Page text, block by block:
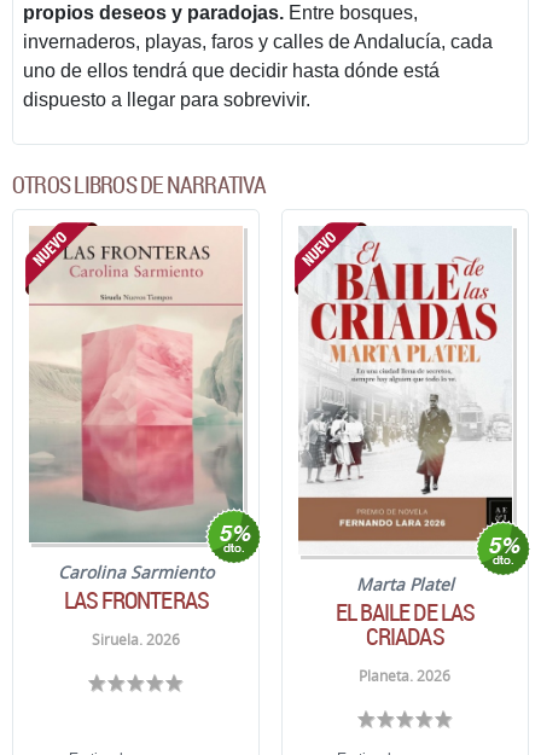
propios deseos y paradojas. Entre bosques,
invernaderos, playas, faros y calles de Andalucía, cada
uno de ellos tendrá que decidir hasta dónde está
dispuesto a llegar para sobrevivir.
OTROS LIBROS DE NARRATIVA
Carolina Sarmiento
LAS FRONTERAS
Siruela. 2026
Marta Platel
EL BAILE DE LAS
CRIADAS
Planeta. 2026